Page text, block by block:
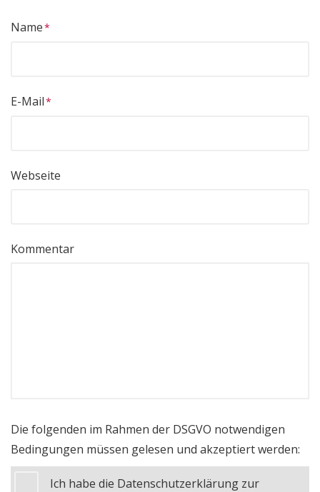
Name
E-Mail
Webseite
Kommentar
Die folgenden im Rahmen der DSGVO notwendigen
Bedingungen müssen gelesen und akzeptiert werden:
Ich habe die Datenschutzerklärung zur